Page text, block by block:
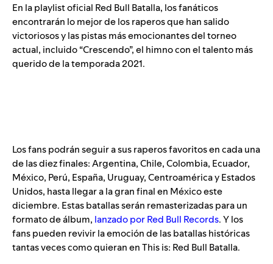
En la playlist oficial Red Bull Batalla, los fanáticos
encontrarán lo mejor de los raperos que han salido
victoriosos y las pistas más emocionantes del torneo
actual, incluido “Crescendo”, el himno con el talento más
querido de la temporada 2021.
Los fans podrán seguir a sus raperos favoritos en cada una
de las diez finales: Argentina, Chile, Colombia, Ecuador,
México, Perú, España, Uruguay, Centroamérica y Estados
Unidos, hasta llegar a la gran final en México este
diciembre. Estas batallas serán remasterizadas para un
formato de álbum, lanzado por Red Bull Records. Y los
fans pueden revivir la emoción de las batallas históricas
tantas veces como quieran enThis is: Red Bull Batalla.